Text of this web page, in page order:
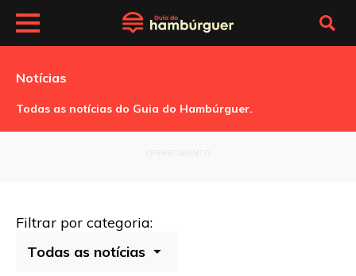
Notícias
Todas as notícias do Guia do Hambúrguer.
Filtrar por categoria: